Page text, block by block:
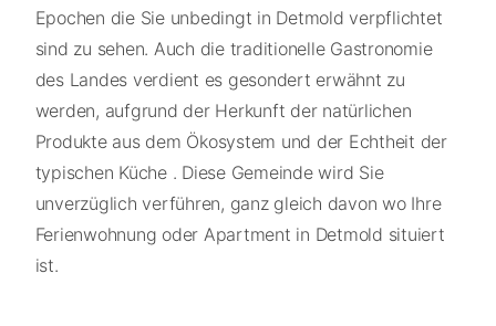
Epochen die Sie unbedingt in Detmold verpflichtet
sind zu sehen. Auch die traditionelle Gastronomie
des Landes verdient es gesondert erwähnt zu
werden, aufgrund der Herkunft der natürlichen
Produkte aus dem Ökosystem und der Echtheit der
typischen Küche . Diese Gemeinde wird Sie
unverzüglich verführen, ganz gleich davon wo Ihre
Ferienwohnung oder Apartment in Detmold situiert
ist.